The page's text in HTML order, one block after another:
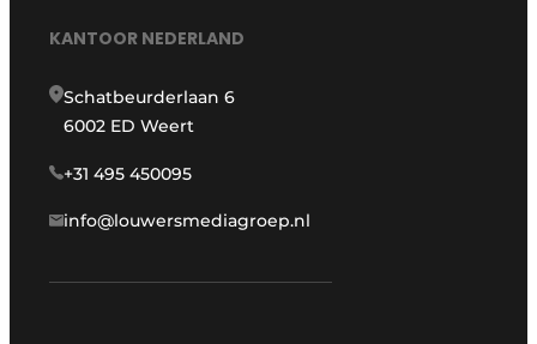
KANTOOR NEDERLAND
Schatbeurderlaan 6
6002 ED Weert
+31 495 450095
info@louwersmediagroep.nl